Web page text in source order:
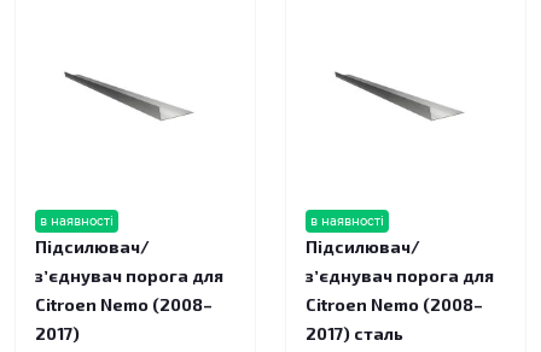
в наявності
Підсилювач/
зʼєднувач порога для
Citroen Nemo (2008–
2017)
в наявності
Підсилювач/
зʼєднувач порога для
Citroen Nemo (2008–
2017) сталь